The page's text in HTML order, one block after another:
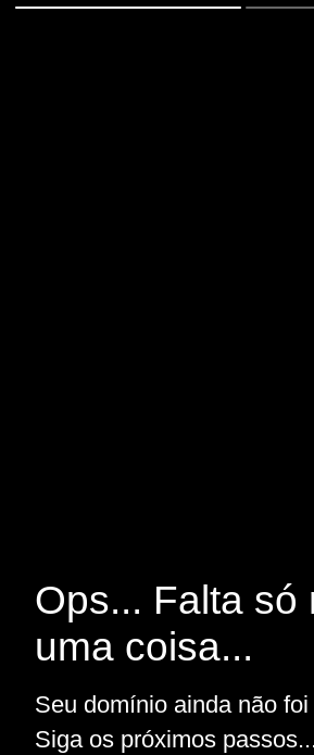
Ops... Falta só
uma coisa...
Seu domínio ainda não
Siga os próximos